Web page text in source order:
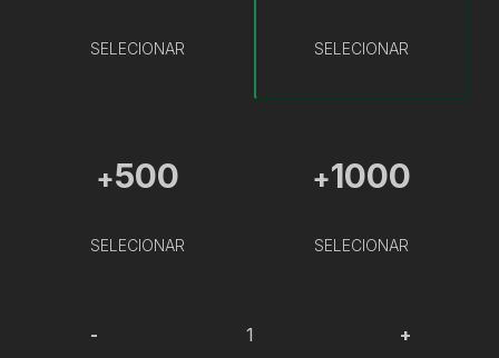
SELECIONAR SELECIONAR
+500
SELECIONAR
+1000
SELECIONAR
- +